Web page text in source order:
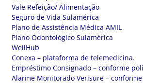
Vale Refeição/ Alimentação
Seguro de Vida Sulamérica
Plano de Assistência Médica AMIL
Plano Odontológico Sulamérica
WellHub
Conexa – plataforma de telemedicina.
Empréstimo Consignado – conforme
Alarme Monitorado Verisure –